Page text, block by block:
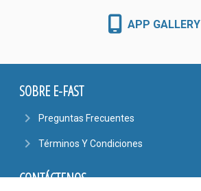
APP GALLERY
SOBRE E-FAST
navigate_next Preguntas Frecuentes
navigate_next Términos Y Condiciones
CONTÁCTENOS